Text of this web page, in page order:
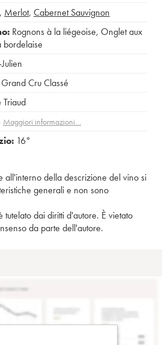
, Merlot, Cabernet Sauvignon
Rognons à la liégeoise, Onglet aux
bordelaise
Cru Classé
Triaud
Maggiori informazioni…
16°
all'interno della descrizione del vino si
generali e non sono
tutelato dai diritti d'autore. È vietato
da parte dell'autore.